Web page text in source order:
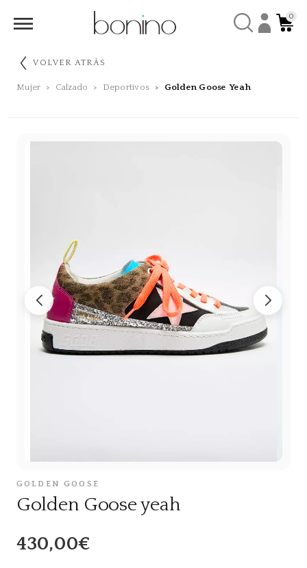
0
VOLVER ATRÁS
Mujer Calzado Deportivos Golden Goose Yeah
GOLDEN GOOSE
Golden Goose yeah
430,00€